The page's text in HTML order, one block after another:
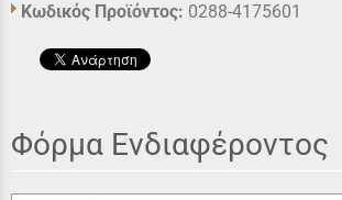
Κωδικός Προϊόντος: 0288-4175601
Φόρμα Ενδιαφέροντος